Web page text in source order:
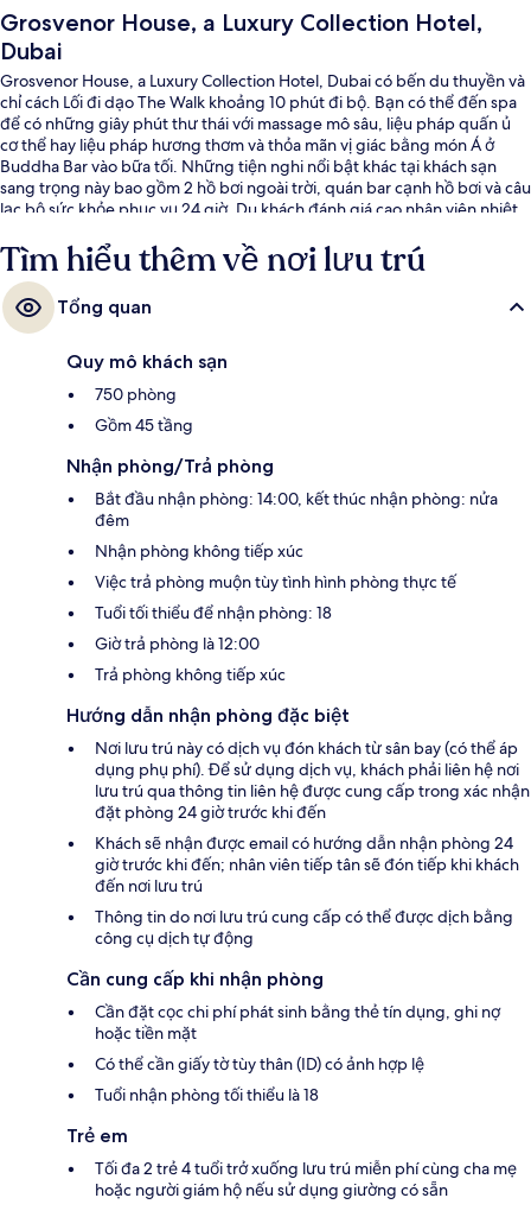
Grosvenor House, a Luxury Collection Hotel,
Dubai
Grosvenor House, a Luxury Collection Hotel, Dubai có bến du thuyền và
chỉ cách Lối đi dạo The Walk khoảng 10 phút đi bộ. Bạn có thể đến spa
để có những giây phút thư thái với massage mô sâu, liệu pháp quấn ủ
cơ thể hay liệu pháp hương thơm và thỏa mãn vị giác bằng món Á ở
Buddha Bar vào bữa tối. Những tiện nghi nổi bật khác tại khách sạn
sang trọng này bao gồm 2 hồ bơi ngoài trời, quán bar cạnh hồ bơi và câu
lạc bộ sức khỏe phục vụ 24 giờ. Du khách đánh giá cao nhân viên nhiệt
cách Ga metro Dubai Marina 9 phút và Trạm xe điện Mina Seyahi 12
phút.
Tìm hiểu thêm về nơi lưu trú
Tổng quan
Quy mô khách sạn
750 phòng
Gồm 45 tầng
Nhận phòng/Trả phòng
Bắt đầu nhận phòng: 14:00, kết thúc nhận phòng: nửa
đêm
Nhận phòng không tiếp xúc
Việc trả phòng muộn tùy tình hình phòng thực tế
Tuổi tối thiểu để nhận phòng: 18
Giờ trả phòng là 12:00
Trả phòng không tiếp xúc
Hướng dẫn nhận phòng đặc biệt
Nơi lưu trú này có dịch vụ đón khách từ sân bay (có thể áp
dụng phụ phí). Để sử dụng dịch vụ, khách phải liên hệ nơi
lưu trú qua thông tin liên hệ được cung cấp trong xác nhận
đặt phòng 24 giờ trước khi đến
Khách sẽ nhận được email có hướng dẫn nhận phòng 24
giờ trước khi đến; nhân viên tiếp tân sẽ đón tiếp khi khách
đến nơi lưu trú
Thông tin do nơi lưu trú cung cấp có thể được dịch bằng
công cụ dịch tự động
Cần cung cấp khi nhận phòng
Cần đặt cọc chi phí phát sinh bằng thẻ tín dụng, ghi nợ
hoặc tiền mặt
Có thể cần giấy tờ tùy thân (ID) có ảnh hợp lệ
Tuổi nhận phòng tối thiểu là 18
Trẻ em
Tối đa 2 trẻ 4 tuổi trở xuống lưu trú miễn phí cùng cha mẹ
hoặc người giám hộ nếu sử dụng giường có sẵn